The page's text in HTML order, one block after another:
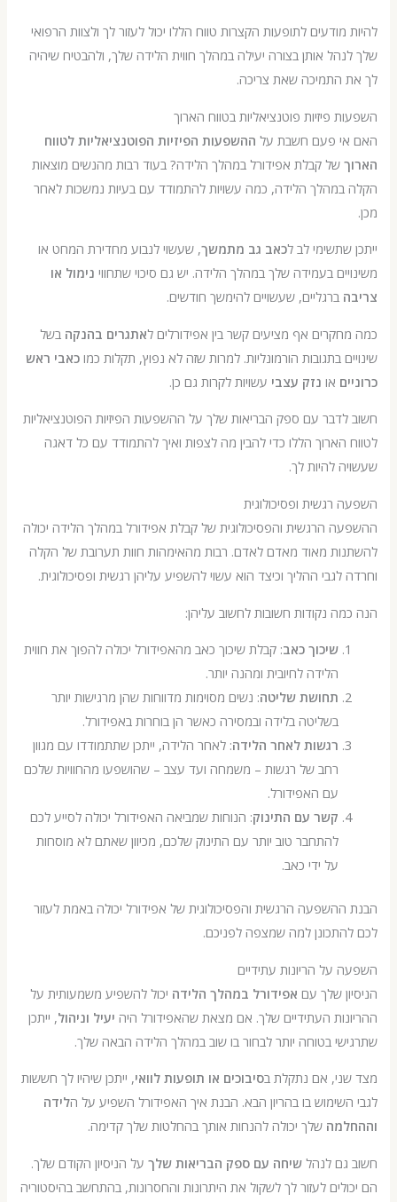
לתופעות הקצרות טווח הללו יכול לעזור לך ולצוות הרפואי
אותן בצורה יעילה במהלך חווית הלידה שלך, ולהבטיח שיהיה
התמיכה שאת צריכה.
פיזיות פוטנציאליות בטווח הארוך
פעם חשבת עלההשפעות הפיזיות הפוטנציאליות לטווח
של קבלת אפידורל במהלך הלידה? בעוד רבות מהנשים מוצאות
הלידה, כמה עשויות להתמודד עם בעיות נמשכות לאחר
לב לכאב גב מתמשך, שעשוי לנבוע מחדירת המחט או
בעמידה שלך במהלך הלידה. יש גם סיכוי שתחווינימול או
ברגליים, שעשויים להימשך חודשים.
אף מציעים קשר בין אפידורלים לאתגרים בהנקהבשל
בתגובות הורמונליות. למרות שזה לא נפוץ, תקלות כמוכאבי ראש
אונזק עצביעשויות לקרות גם כן.
עם ספק הבריאות שלך על ההשפעות הפיזיות הפוטנציאליות
הארוך הללו כדי להבין מה לצפות ואיך להתמודד עם כל דאגה
להיות לך.
רגשית ופסיכולוגית
הרגשית והפסיכולוגית של קבלת אפידורל במהלך הלידה יכולה
מאוד מאדם לאדם. רבות מהאימהות חוות תערובת של הקלה
ההליך וכיצד הוא עשוי להשפיע עליהן רגשית ופסיכולוגית.
נקודות חשובות לחשוב עליהן:
שיכוך כאב: קבלת שיכוך כאב מהאפידורל יכולה להפוך את חווית
הלידה לחיובית ומהנה יותר.
תחושת שליטה: נשים מסוימות מדווחות שהן מרגישות יותר
בשליטה בלידה ובמסירה כאשר הן בוחרות באפידורל.
רגשות לאחר הלידה: לאחר הלידה, ייתכן שתתמודדו עם מגוון
רחב של רגשות – משמחה ועד עצב – שהושפעו מהחוויות שלכם
עם האפידורל.
קשר עם התינוק: הנוחות שמביאה האפידורל יכולה לסייע לכם
להתחבר טוב יותר עם התינוק שלכם, מכיוון שאתם לא מוסחות
על ידי כאב.
הרגשית והפסיכולוגית של אפידורל יכולה באמת לעזור
למה שמצפה לפניכם.
על הריונות עתידיים
שלך עםאפידורל במהלך הלידהיכול להשפיע משמעותית על
העתידיים שלך. אם מצאת שהאפידורל היהיעיל וניהול, ייתכן
בטוחה יותר לבחור בו שוב במהלך הלידה הבאה שלך.
אם נתקלת בסיבוכים או תופעות לוואי, ייתכן שיהיו לך חששות
בו בהריון הבא. הבנת איך האפידורל השפיע על הלידה
שלך יכולה להנחות אותך בהחלטות שלך קדימה.
לנהל שיחה עם ספק הבריאות שלךעל הניסיון הקודם שלך.
לעזור לך לשקול את היתרונות והחסרונות, בהתחשב בהיסטוריה